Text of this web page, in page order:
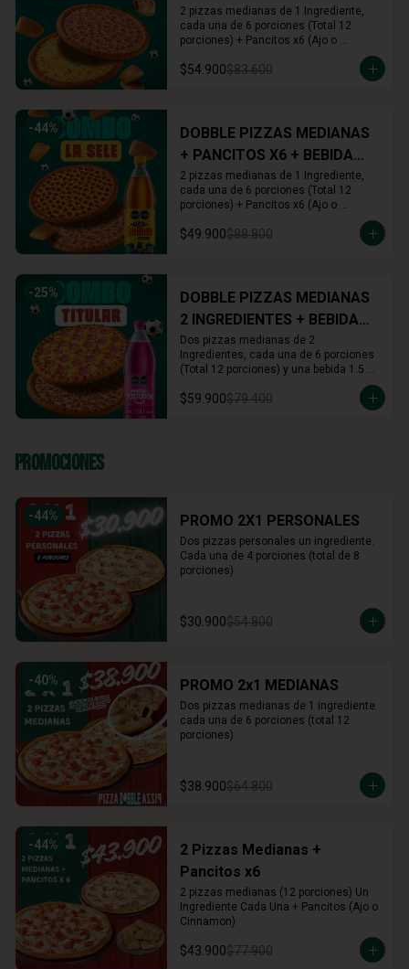
2 pizzas medianas de 1 Ingrediente,
cada una de 6 porciones (Total 12
porciones) + Pancitos x6 (Ajo o
Arequipe)
$54.900$83.600
-44%
DOBBLE PIZZAS MEDIANAS
+ PANCITOS X6 + BEBIDA
1.5L
2 pizzas medianas de 1 Ingrediente,
cada una de 6 porciones (Total 12
porciones) + Pancitos x6 (Ajo o
elección)
$49.900$88.800
-25%
DOBBLE PIZZAS MEDIANAS
2 INGREDIENTES + BEBIDA
1.5L
Dos pizzas medianas de 2
Ingredientes, cada una de 6 porciones
(Total 12 porciones) y una bebida 1.5
$59.900$79.400
Promociones
-44% PROMO 2X1 PERSONALES
Dos pizzas personales un ingrediente.
Cada una de 4 porciones (total de 8
porciones)
$30.900$54.800
-40% PROMO 2x1 MEDIANAS
Dos pizzas medianas de 1 ingrediente
cada una de 6 porciones (total 12
porciones)
$38.900$64.800
-44%
2 Pizzas Medianas +
Pancitos x6
2 pizzas medianas (12 porciones) Un
Ingrediente Cada Una + Pancitos (Ajo o
Cinnamon)
$43.900$77.900